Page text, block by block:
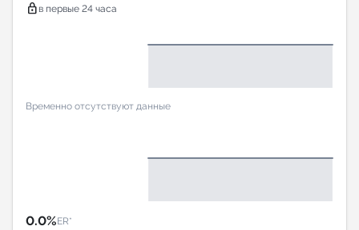
lock в первые 24 часа
Временно отсутствуют данные
0.0%ER*